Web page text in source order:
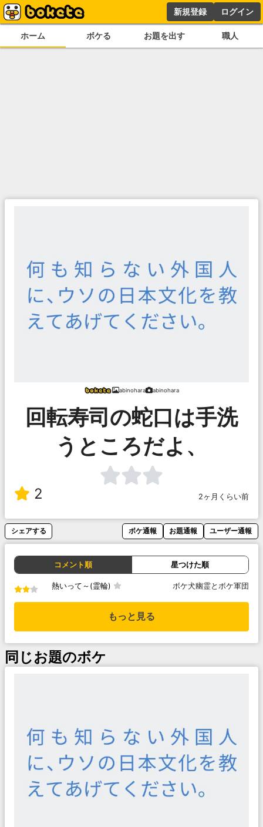
新規登録 ログイン
ホーム ボケる お題を出す 職人
abinohara abinohara
回転寿司の蛇口は手洗
うところだよ、
2 2ヶ月くらい前
シェアする ボケ通報 お題通報 ユーザー通報
コメント順 星つけた順
熱いって～(霊輪) ボケ犬幽霊とボケ軍団
もっと見る
同じお題のボケ